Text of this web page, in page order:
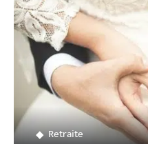
Retraite